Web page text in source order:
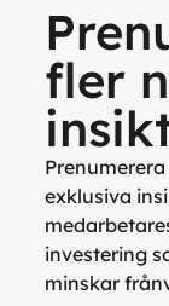
fler
exklusiva
investering
minskar